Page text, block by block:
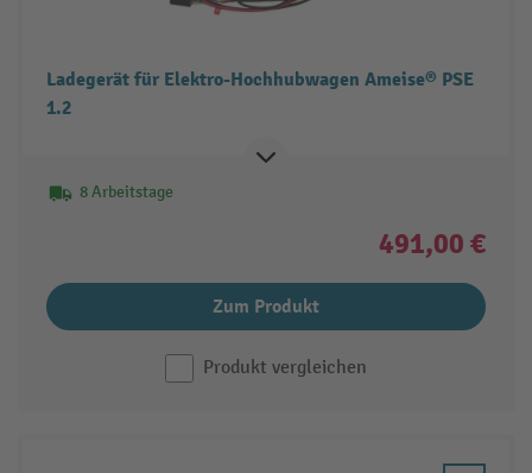
Ladegerät für Elektro-Hochhubwagen Ameise® PSE
1.2
8 Arbeitstage
491,00 €
Zum Produkt
Produkt vergleichen